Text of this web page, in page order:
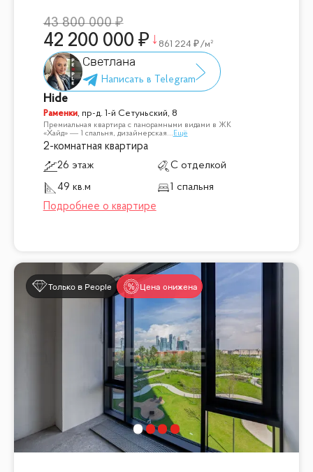
43 800 000
42 200 000 861 224 /м²
Светлана
Hide
Раменки, пр-д. 1-й Сетуньский, 8
Премиальная квартира с панорамными видами в ЖК
«Хайд» — 1 спальня, дизайнерская... Ещё
2-комнатная квартира
26 этаж
С отделкой
49 кв.м
1 спальня
Только в People Цена снижена